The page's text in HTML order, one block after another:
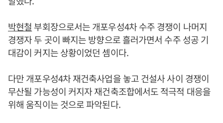
박현철부회장으로서는 개포우성4차 수주 경쟁이 나머지
경쟁자 두 곳이 빠지는 방향으로 흘러가면서 수주 성공 기
대감이 커지는 상황이었던 셈이다.
다만 개포우성4차 재건축사업을 놓고 건설사 사이 경쟁이
무산될 가능성이 커지자 재건축조합에서도 적극적 대응을
위해 움직이는 것으로 파악된다.